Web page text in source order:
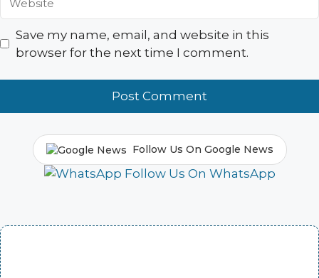
Save my name, email, and website in this
browser for the next time I comment.
Follow Us On Google News
Follow Us On WhatsApp